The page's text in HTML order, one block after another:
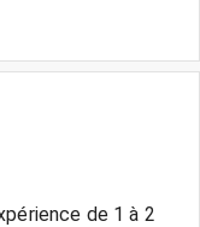
de 1 à 2